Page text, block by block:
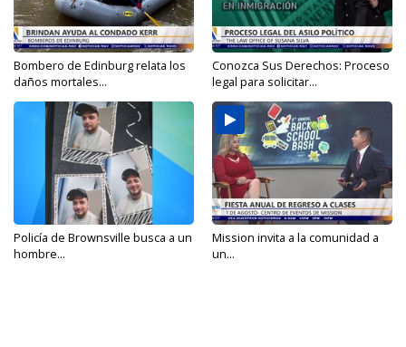
Bombero de Edinburg relata los
daños mortales...
Conozca Sus Derechos: Proceso
legal para solicitar...
Policía de Brownsville busca a un
hombre...
Mission invita a la comunidad a
un...